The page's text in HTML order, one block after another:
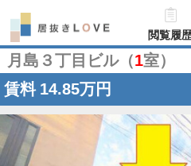
閲覧履
月島３丁目ビル（1室）
賃料 14.85万円